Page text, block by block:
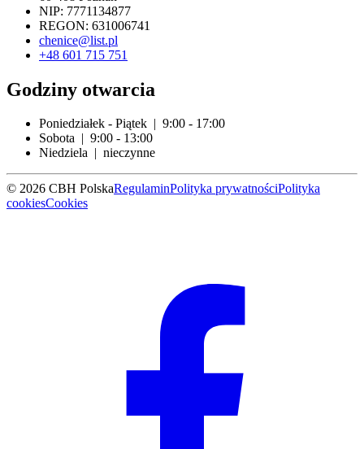
NIP: 7771134877
REGON: 631006741
chenice@list.pl
+48 601 715 751
Godziny otwarcia
Poniedziałek - Piątek | 9:00 - 17:00
Sobota | 9:00 - 13:00
Niedziela | nieczynne
© 2026 CBH PolskaRegulaminPolityka prywatnościPolityka
cookiesCookies